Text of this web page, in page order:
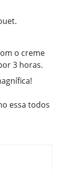
o creme
3 horas.
essa todos